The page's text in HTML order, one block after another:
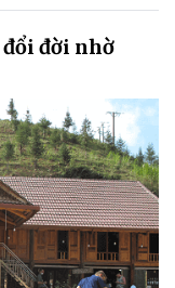
đổi đời nhờ